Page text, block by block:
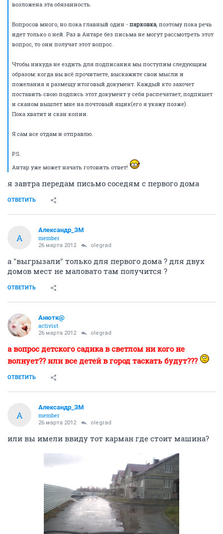
возложена эта обязанность.
Вопросов много, но пока главный один - парковка, поэтому пока речь
идет только о ней. Раз в Антаре без письма не могут рассмотреть этот
вопрос, то они получат этот вопрос.
Чтобы никуда не ездить для подписания мы поступим следующим
образом: когда вы всё прочитаете, выскажите свои мысли и
пожелания я размещу итоговый документ. Каждый кто захочет
поставить свою подпись этот документ у себя распечатает, подпишет
и сканом вышлет мне на почтовый ящик(его я укажу позже).
Пока хватит и скан копии.
Я сам все отдам и отправлю.
P.S.
Антар уже может начать готовить ответ!
я завтра передам письмо соседям с первого дома
ОТВЕТИТЬ
А
Александр_ЗМ
member
26 марта 2012 olegrad
а "выгрызали" только для первого дома ? для двух
домов мест не маловато там получится ?
ОТВЕТИТЬ
Анютк@
activist
26 марта 2012 olegrad
а вопрос детского садика в светлом ни кого не
волнует?? или все детей в город таскать будут???
ОТВЕТИТЬ
А
Александр_ЗМ
member
26 марта 2012 olegrad
или вы имели ввиду тот карман где стоит машина?